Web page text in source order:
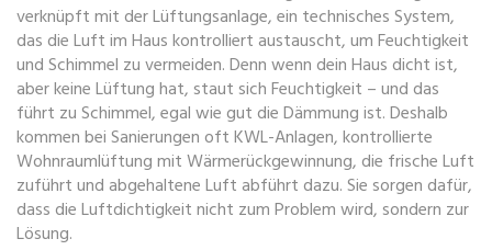
verknüpft mit derLüftungsanlage,ein technisches System,
das die Luft im Haus kontrolliert austauscht, um Feuchtigkeit
und Schimmel zu vermeiden. Denn wenn dein Haus dicht ist,
aber keine Lüftung hat, staut sich Feuchtigkeit – und das
führt zu Schimmel, egal wie gut die Dämmung ist. Deshalb
kommen bei Sanierungen oftKWL-Anlagen,kontrollierte
Wohnraumlüftung mit Wärmerückgewinnung, die frische Luft
zuführt und abgehaltene Luft abführt dazu. Sie sorgen dafür,
dass die Luftdichtigkeit nicht zum Problem wird, sondern zur
Lösung.